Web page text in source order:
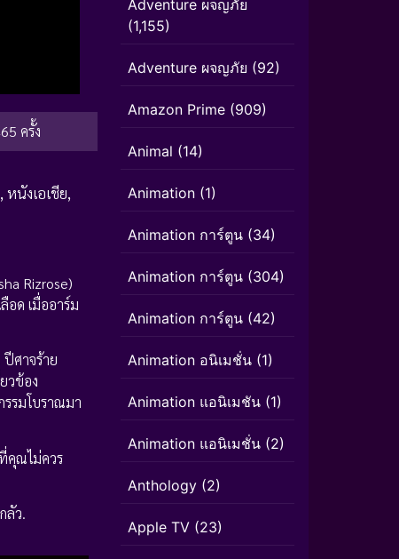
ครั้ง
, หนังเอเชีย,
Rizrose)
ด เมื่ออาร์ม
ศาจร้าย
วข้อง
รรมโบราณมา
คุณไม่ควร
ลัว.
Adventure ผจญภัย
(1,155)
Adventure ผจญภัย (92)
Amazon Prime (909)
Animal (14)
Animation (1)
Animation การ์ตูน (34)
Animation การ์ตูน (304)
Animation การ์ตูน (42)
Animation อนิเมชั่น (1)
Animation แอนิเมชัน (1)
Animation แอนิเมชั่น (2)
Anthology (2)
Apple TV (23)